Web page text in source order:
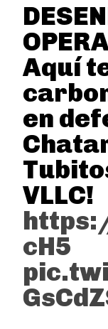
Aquí
en
VLLC!
cH5